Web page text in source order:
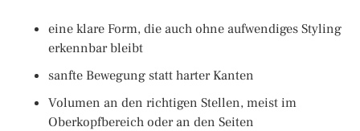
eine klare Form, die auch ohne aufwendiges Styling
erkennbar bleibt
sanfte Bewegung statt harter Kanten
Volumen an den richtigen Stellen, meist im
Oberkopfbereich oder an den Seiten